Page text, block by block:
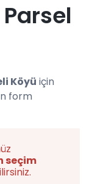
Köyü için
form
seçim